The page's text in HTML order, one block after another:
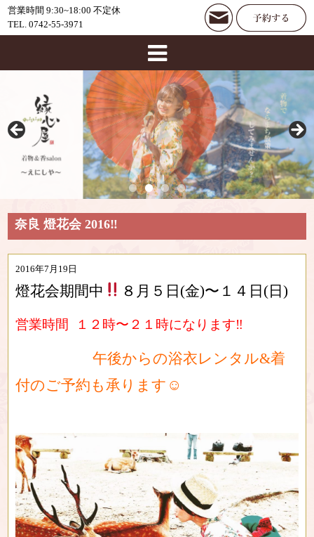
営業時間 9:30~18:00 不定休
TEL. 0742-55-3971
奈良 燈花会 2016‼︎
2016年7月19日
燈花会期間中 ８月５日(金)〜１４日(日)
営業時間 １２時〜２１時になります‼︎
午後からの浴衣レンタル&着
付のご予約も承ります☺︎